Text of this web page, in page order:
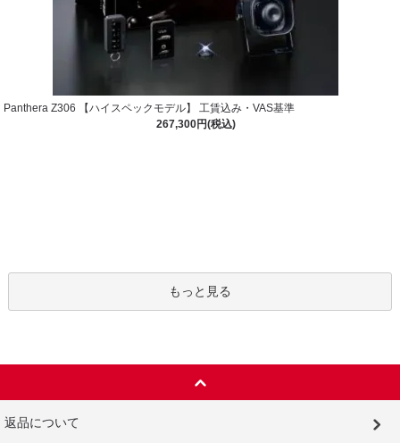
Panthera Z306 【ハイスペックモデル】 工賃込み・VAS基準
267,300円(税込)
もっと見る
返品について